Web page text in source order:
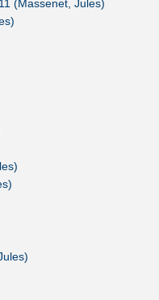
(Massenet, Jules)